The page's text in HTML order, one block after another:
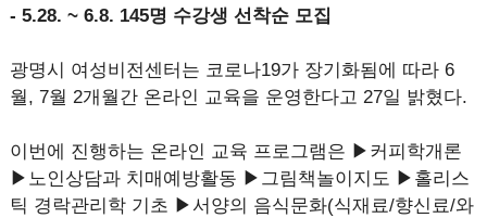
- 5.28. ~ 6.8. 145명 수강생 선착순 모집
광명시 여성비전센터는 코로나19가 장기화됨에 따라 6
월, 7월 2개월간 온라인 교육을 운영한다고 27일 밝혔다.
이번에 진행하는 온라인 교육 프로그램은 ▶커피학개론
▶노인상담과 치매예방활동 ▶그림책놀이지도 ▶홀리스
틱 경락관리학 기초 ▶서양의 음식문화(식재료/향신료/와